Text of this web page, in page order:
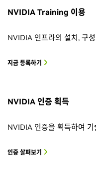
NVIDIA Training 이용
NVIDIA 인프라의 설치, 구
지금 등록하기
NVIDIA 인증 획득
NVIDIA 인증을 획득하여
인증 살펴보기